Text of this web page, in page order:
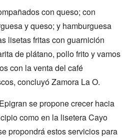
con queso; con
y queso; y hamburguesa
lisetas fritas con guarnición
de plátano, pollo frito y vamos
con la venta del café
concluyó Zamora La O.
se propone crecer hacia
como en la lisetera Cayo
propondrá estos servicios para